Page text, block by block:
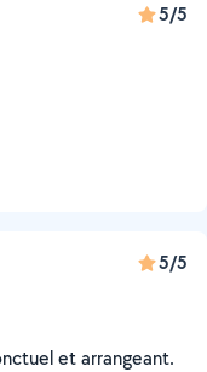
5/5
5/5
et arrangeant.